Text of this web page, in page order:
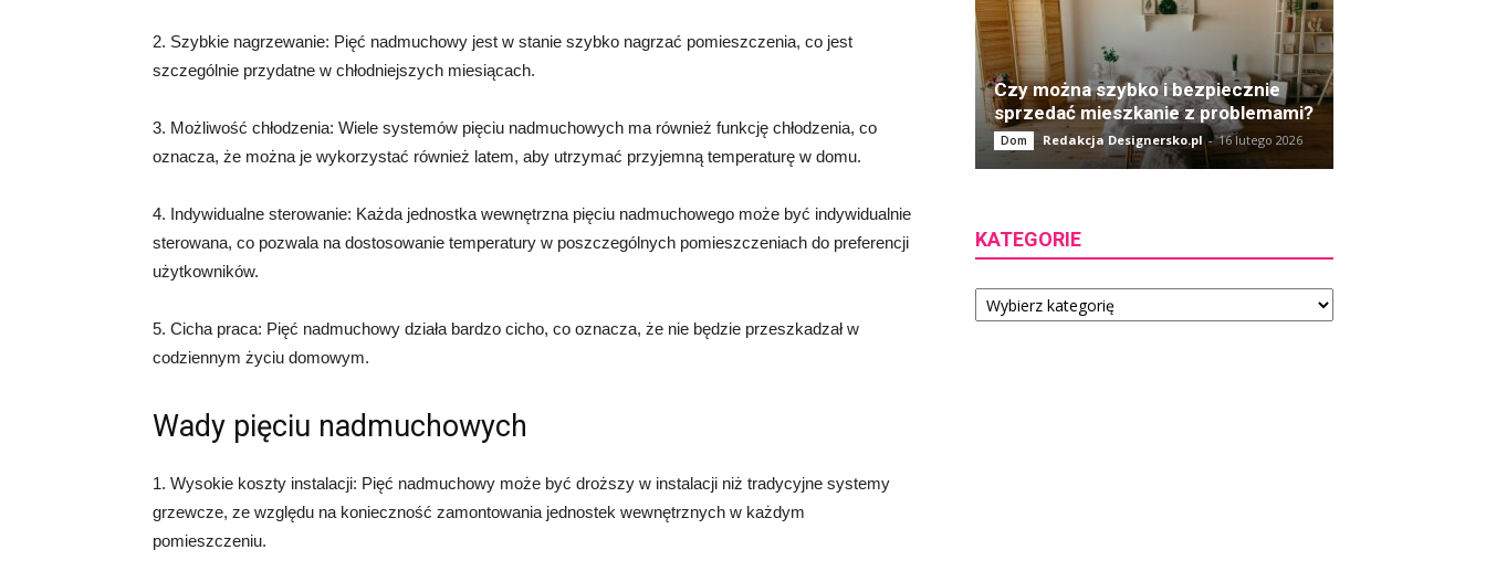
2. Szybkie nagrzewanie: Pięć nadmuchowy jest w stanie szybko nagrzać pomieszczenia, co jest
szczególnie przydatne w chłodniejszych miesiącach.
3. Możliwość chłodzenia: Wiele systemów pięciu nadmuchowych ma również funkcję chłodzenia, co
oznacza, że można je wykorzystać również latem, aby utrzymać przyjemną temperaturę w domu.
4. Indywidualne sterowanie: Każda jednostka wewnętrzna pięciu nadmuchowego może być indywidualnie
sterowana, co pozwala na dostosowanie temperatury w poszczególnych pomieszczeniach do preferencji
użytkowników.
5. Cicha praca: Pięć nadmuchowy działa bardzo cicho, co oznacza, że nie będzie przeszkadzał w
codziennym życiu domowym.
Wady pięciu nadmuchowych
1. Wysokie koszty instalacji: Pięć nadmuchowy może być droższy w instalacji niż tradycyjne systemy
grzewcze, ze względu na konieczność zamontowania jednostek wewnętrznych w każdym
pomieszczeniu.
Czy można szybko i bezpiecznie
sprzedać mieszkanie z problemami?
Dom Redakcja Designersko.pl - 16 lutego 2026
KATEGORIE
Kategorie